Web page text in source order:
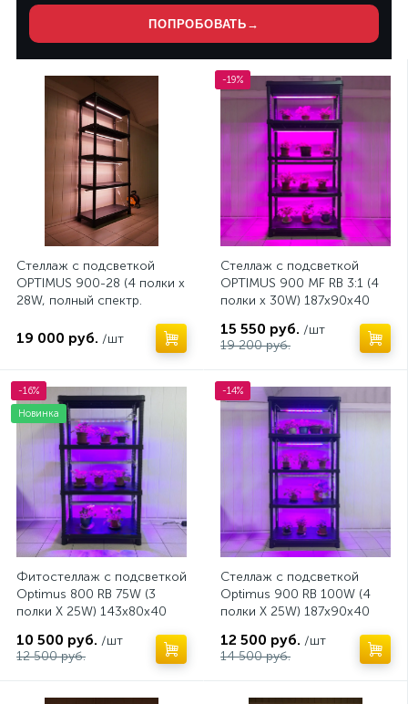
ПОПРОБОВАТЬ →
Стеллаж с подсветкой
OPTIMUS 900-28 (4 полки x
28W, полный спектр.
19 000 руб. /шт
-19%
Стеллаж с подсветкой
OPTIMUS 900 MF RB 3:1 (4
полки x 30W) 187х90х40
15 550 руб. /шт
19 200 руб.
-16%
Новинка
Фитостеллаж с подсветкой
Optimus 800 RB 75W (3
полки X 25W) 143х80х40
10 500 руб. /шт
12 500 руб.
-14%
Cтеллаж с подсветкой
Optimus 900 RB 100W (4
полки X 25W) 187х90х40
12 500 руб. /шт
14 500 руб.